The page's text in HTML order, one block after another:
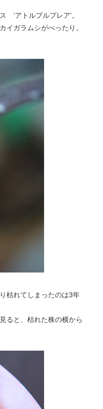
‘アトルプルプレア’。
イガラムシがべったり。
枯れてしまったのは3年
ると、枯れた株の横から